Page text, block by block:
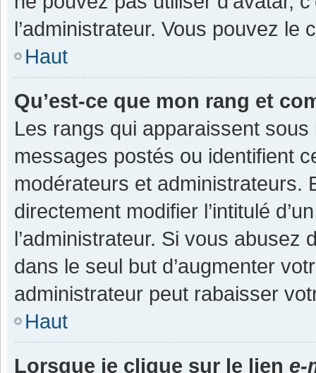
l’administrateur. Vous pouvez
Haut
Qu’est-ce que mon rang et
Les rangs qui apparaissent
messages postés ou identifient
modérateurs et administrateurs.
directement modifier l’intitulé
l’administrateur. Si vous
dans le seul but d’augmenter
administrateur peut rabaisser
Haut
Lorsque je clique sur le lien e-